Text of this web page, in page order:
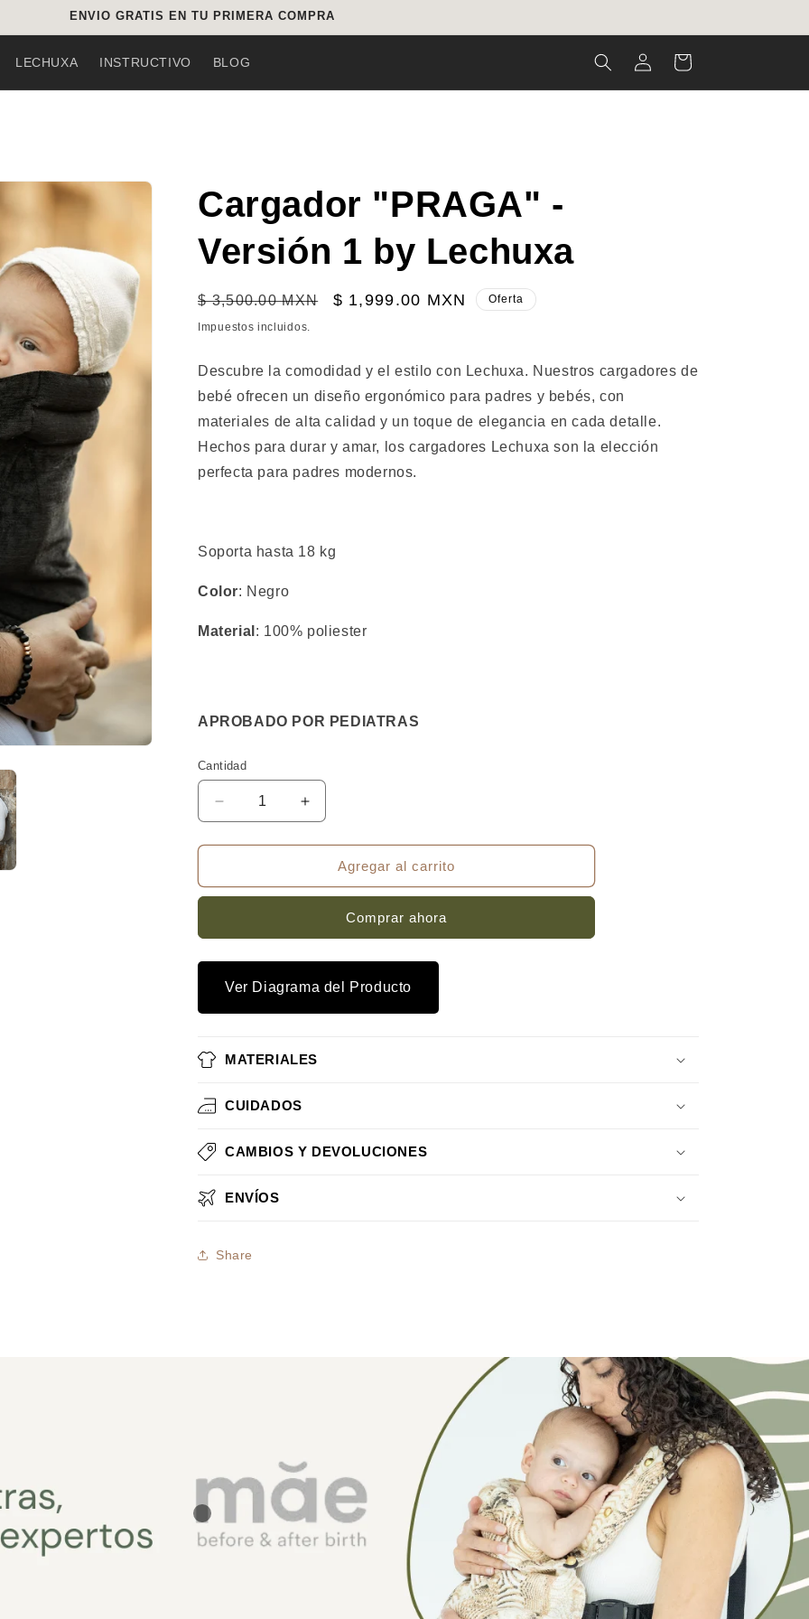
ENVIO GRATIS EN TU PRIMERA COMPRA
LECHUXA INSTRUCTIVO BLOG
sesión
Carrito
Cargador "PRAGA" -
Versión 1 by Lechuxa
Precio
habitual
$ 3,500.00 MXN
Precio
$ 1,999.00 MXN Oferta
Impuestos incluidos.
Descubre la comodidad y el estilo con Lechuxa. Nuestros cargadores de
bebé ofrecen un diseño ergonómico para padres y bebés, con
materiales de alta calidad y un toque de elegancia en cada detalle.
Hechos para durar y amar, los cargadores Lechuxa son la elección
perfecta para padres modernos.
Soporta hasta 18 kg
Color: Negro
Material : 100% poliester
APROBADO POR PEDIATRAS
Cantidad
Reducir
cantidad
para
&quot;PRAGA&quot;
1
by
Lechuxa
Aumentar
cantidad
para
Cargador
&quot;PRAGA&quot;
Versión
1
by
Lechuxa
Agregar al carrito
Comprar ahora
Ver Diagrama del Producto
MATERIALES
CUIDADOS
CAMBIOS Y DEVOLUCIONES
ENVÍOS
Share